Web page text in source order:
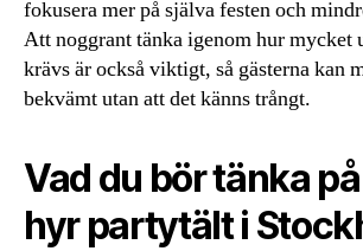
fokusera mer på själva festen och
Att noggrant tänka igenom hur mycket
krävs är också viktigt, så gästerna kan
bekvämt utan att det känns trångt.
Vad du bör tänka
hyr partytält i